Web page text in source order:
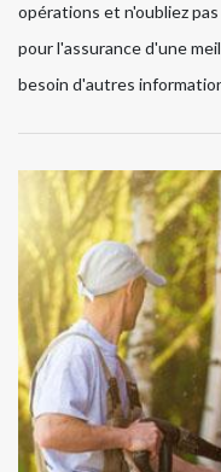
opérations et n'oubliez
pour l'assurance d'une
besoin d'autres